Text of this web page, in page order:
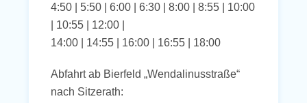
4:50 | 5:50 | 6:00 | 6:30 | 8:00 | 8:55 | 10:00
| 10:55 | 12:00 |
14:00 | 14:55 | 16:00 | 16:55 | 18:00
Abfahrt ab Bierfeld „Wendalinusstraße“
nach Sitzerath: